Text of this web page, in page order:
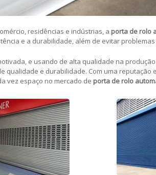
residências e indústrias, a porta de rolo
e a durabilidade, além de evitar
e usando de alta qualidade na
qualidade e durabilidade. Com uma
vez espaço no mercado de porta de rolo